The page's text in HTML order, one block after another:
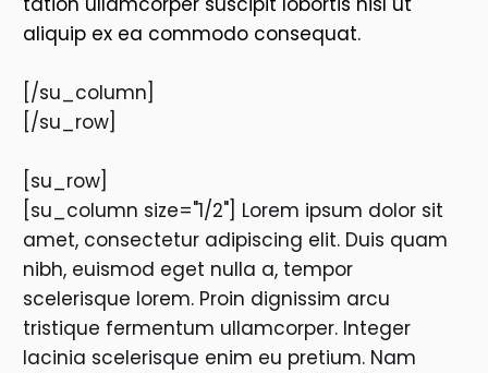
aliquip ex ea commodo consequat.
[/su_column]
[/su_row]
[su_row]
[su_column size="1/2"] Lorem ipsum dolor sit
amet, consectetur adipiscing elit. Duis quam
nibh, euismod eget nulla a, tempor
scelerisque lorem. Proin dignissim arcu
tristique fermentum ullamcorper. Integer
lacinia scelerisque enim eu pretium. Nam